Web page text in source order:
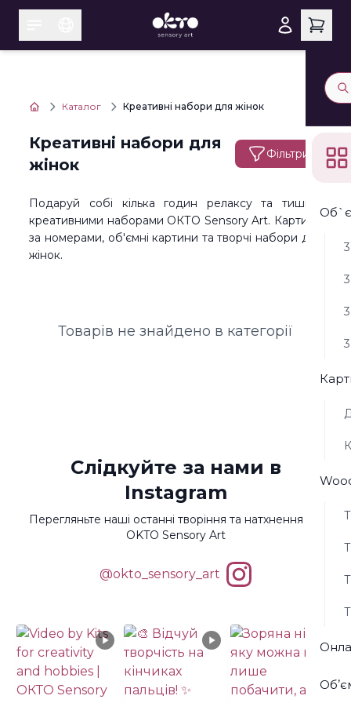
Каталог Креативні набори для жінок
Креативні набори для
жінок
Фільтри
Подаруй собі кілька годин релаксу та тиші з
креативними наборами ОКТО Sensory Art. Картини
за номерами, об'ємні картини та творчі набори для
жінок.
Товарів не знайдено в категорії
Слідкуйте за нами в
Instagram
Перегляньте наші останні творіння та натхнення від
OKTO Sensory Art
@okto_sensory_art